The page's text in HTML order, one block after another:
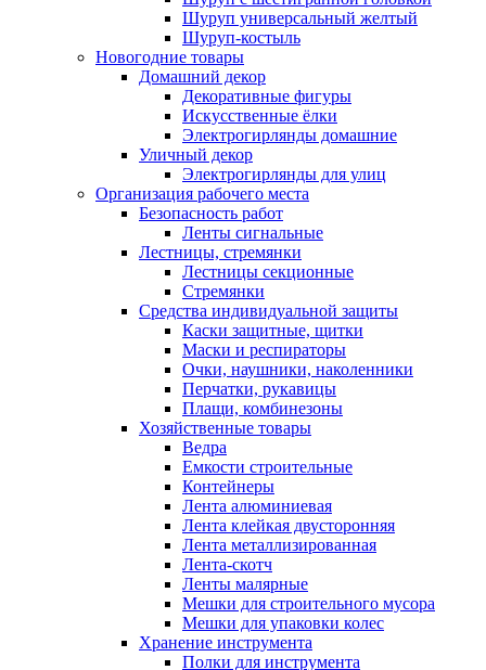
Шуруп универсальный желтый
Шуруп-костыль
Новогодние товары
Домашний декор
Декоративные фигуры
Искусственные ёлки
Электрогирлянды домашние
Уличный декор
Электрогирлянды для улиц
Организация рабочего места
Безопасность работ
Ленты сигнальные
Лестницы, стремянки
Лестницы секционные
Стремянки
Средства индивидуальной защиты
Каски защитные, щитки
Маски и респираторы
Очки, наушники, наколенники
Перчатки, рукавицы
Плащи, комбинезоны
Хозяйственные товары
Ведра
Емкости строительные
Контейнеры
Лента алюминиевая
Лента клейкая двусторонняя
Лента металлизированная
Лента-скотч
Ленты малярные
Мешки для строительного мусора
Мешки для упаковки колес
Хранение инструмента
Полки для инструмента